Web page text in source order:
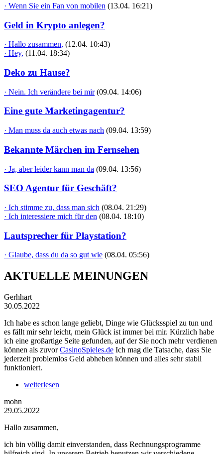
· Wenn Sie ein Fan von mobilen (13.04. 16:21)
Geld in Krypto anlegen?
· Hallo zusammen, (12.04. 10:43)
· Hey, (11.04. 18:34)
Deko zu Hause?
· Nein. Ich verändere bei mir (09.04. 14:06)
Eine gute Marketingagentur?
· Man muss da auch etwas nach (09.04. 13:59)
Bekannte Märchen im Fernsehen
· Ja, aber leider kann man da (09.04. 13:56)
SEO Agentur für Geschäft?
· Ich stimme zu, dass man sich (08.04. 21:29)
· Ich interessiere mich für den (08.04. 18:10)
Lautsprecher für Playstation?
· Glaube, dass du da so gut wie (08.04. 05:56)
AKTUELLE MEINUNGEN
Gerhhart
30.05.2022
Ich habe es schon lange geliebt, Dinge wie Glücksspiel zu tun und
es fällt mir sehr leicht, mein Glück ist immer bei mir. Kürzlich habe
ich eine großartige Seite gefunden, auf der Sie noch mehr verdienen
können als zuvorCasinoSpieles.de Ich mag die Tatsache, dass Sie
jederzeit problemlos Geld abheben können und alles sehr stabil
funktioniert.
weiterlesen
mohn
29.05.2022
Hallo zusammen,
ich bin völlig damit einverstanden, dass Rechnungsprogramme